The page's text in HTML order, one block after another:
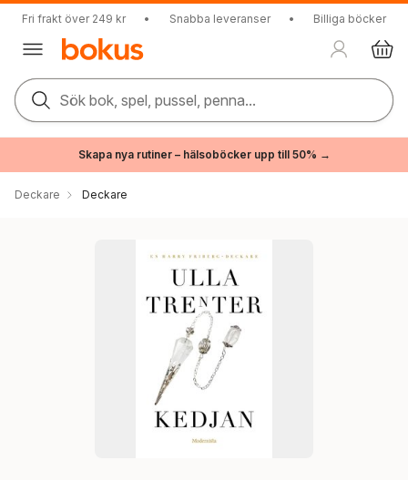
Fri frakt över 249 kr • Snabba leveranser • Billiga böcker
Sök bok, spel, pussel, penna...
Skapa nya rutiner – hälsoböcker upp till 50% →
Deckare Deckare